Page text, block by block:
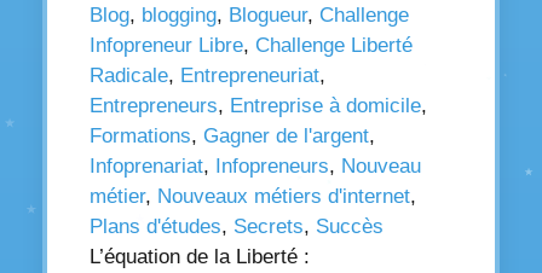
Blog, blogging, Blogueur, Challenge
Infopreneur Libre, Challenge Liberté
Radicale, Entrepreneuriat,
Entrepreneurs, Entreprise à domicile,
Formations, Gagner de l'argent,
Infoprenariat, Infopreneurs, Nouveau
métier, Nouveaux métiers d'internet,
Plans d'études, Secrets, Succès
L’équation de la Liberté :